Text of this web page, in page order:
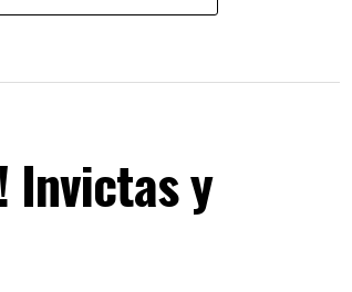
Invictas y